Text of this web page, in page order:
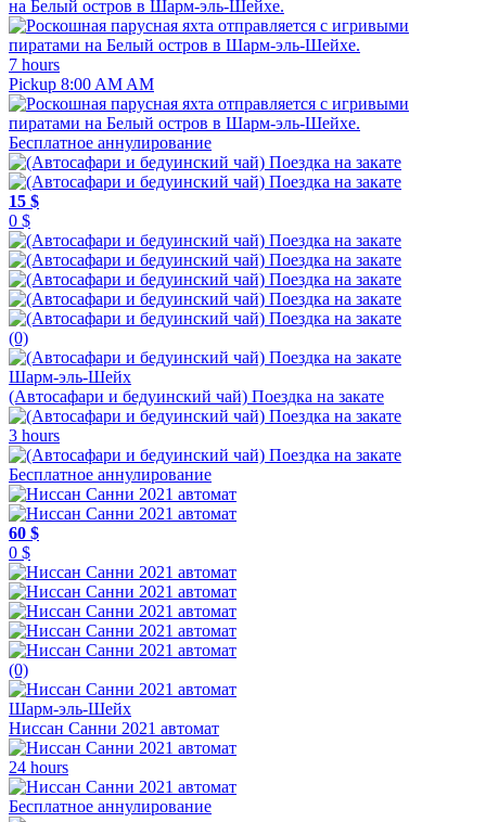
на Белый остров в Шарм-эль-Шейхе.
7 hours
Pickup 8:00 AM AM
Бесплатное аннулирование
15 $
0 $
(0)
Шарм-эль-Шейх
(Автосафари и бедуинский чай) Поездка на закате
3 hours
Бесплатное аннулирование
60 $
0 $
(0)
Шарм-эль-Шейх
Ниссан Санни 2021 автомат
24 hours
Бесплатное аннулирование